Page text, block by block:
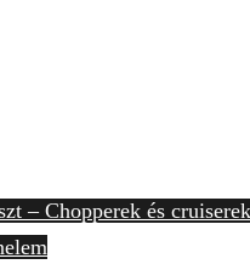
– Chopperek és cruiserek